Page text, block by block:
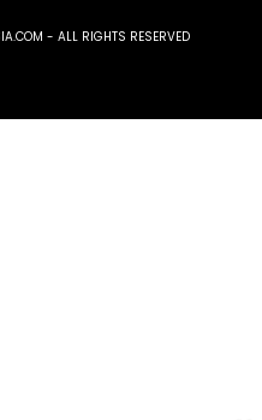
- ALL RIGHTS RESERVED